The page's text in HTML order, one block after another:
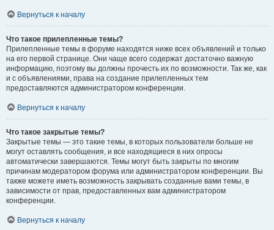
Вернуться к началу
Что такое прилепленные темы?
Прилепленные темы в форуме находятся ниже всех объявлений и только
на его первой странице. Они чаще всего содержат достаточно важную
информацию, поэтому вы должны прочесть их по возможности. Так же, как
и с объявлениями, права на создание прилепленных тем
предоставляются администратором конференции.
Вернуться к началу
Что такое закрытые темы?
Закрытые темы — это такие темы, в которых пользователи больше не
могут оставлять сообщения, и все находящиеся в них опросы
автоматически завершаются. Темы могут быть закрыты по многим
причинам модератором форума или администратором конференции. Вы
также можете иметь возможность закрывать созданные вами темы, в
зависимости от прав, предоставленных вам администратором
конференции.
Вернуться к началу